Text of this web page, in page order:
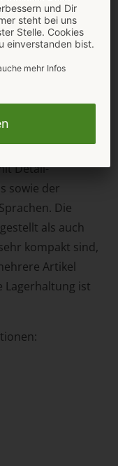
10%
sind ab
ist ummantelt
Detail-
sowie der
Die
als auch
kompakt sind,
Artikel
Lagerhaltung ist